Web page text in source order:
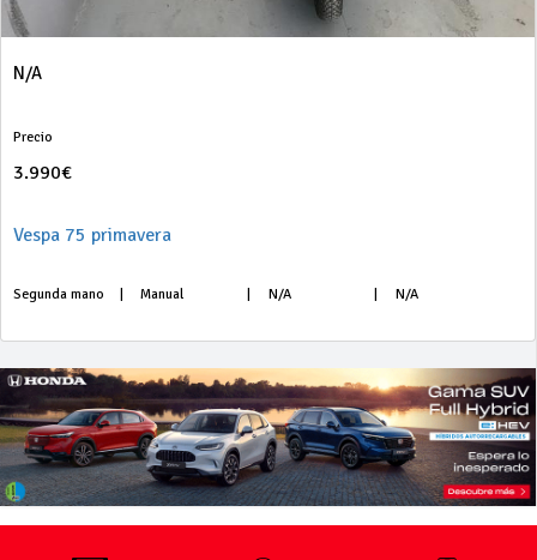
N/A
Precio
3.990€
Vespa 75 primavera
Segunda mano Manual N/A N/A